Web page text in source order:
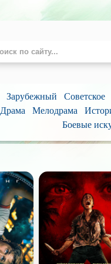
Зарубежный Советское
Драма Мелодрама
Боевые